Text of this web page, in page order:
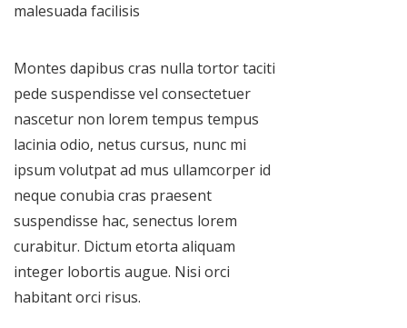
malesuada facilisis
Montes dapibus cras nulla tortor taciti
pede suspendisse vel consectetuer
nascetur non lorem tempus tempus
lacinia odio, netus cursus, nunc mi
ipsum volutpat ad mus ullamcorper id
neque conubia cras praesent
suspendisse hac, senectus lorem
curabitur. Dictum etorta aliquam
integer lobortis augue. Nisi orci
habitant orci risus.